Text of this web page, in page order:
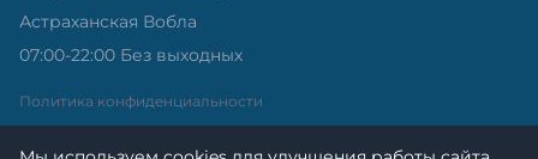
Астраханская Вобла
07:00-22:00 Без выходных
Политика конфиденциальности